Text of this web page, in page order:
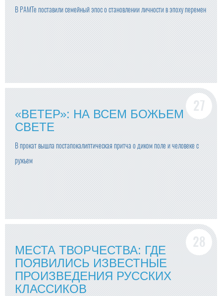
В РАМТе поставили семейный эпос о становлении личности в эпоху перемен
«ВЕТЕР»: НА ВСЕМ БОЖЬЕМ
СВЕТЕ
В прокат вышла постапокалиптическая притча о диком поле и человеке с
ружьем
МЕСТА ТВОРЧЕСТВА: ГДЕ
ПОЯВИЛИСЬ ИЗВЕСТНЫЕ
ПРОИЗВЕДЕНИЯ РУССКИХ
КЛАССИКОВ